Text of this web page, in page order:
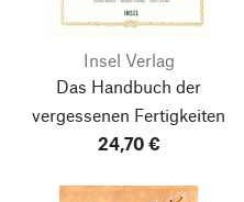
Insel Verlag
Das Handbuch der
vergessenen Fertigkeiten
24,70 €